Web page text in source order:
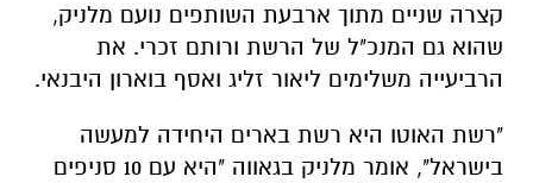
קצרה שניים מתוך ארבעת השותפים נועם מלניק,
שהוא גם המנכ"ל של הרשת ורותם זכרי. את
הרביעייה משלימים ליאור זליג ואסף בוארון היבנאי.
"רשת האוטו היא רשת בארים היחידה למעשה
בישראל", אומר מלניק בגאווה "היא עם 10 סניפים